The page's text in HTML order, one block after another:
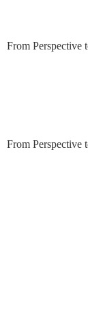
From Perspective
From Perspective